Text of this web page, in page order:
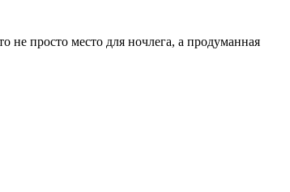
просто место для ночлега, а продуманная